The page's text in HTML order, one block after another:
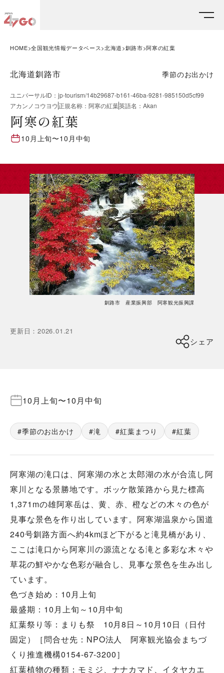
HOME 全国観光情報データベース 北海道 釧路市 阿寒の紅葉
北海道釧路市 季節のお出かけ
ユニバーサルID ： jp-tourism/14b29687-b161-46ba-9281-985150d5cf99
アカンノコウヨウ正規名称 ： 阿寒の紅葉英語名 ： Akan
阿寒の紅葉
10月上旬〜10月中旬
釧路市 産業振興部 阿寒観光振興課
更新日 ：2026.01.21
シェア
10月上旬〜10月中旬
季節のお出かけ 滝 紅葉まつり 紅葉
阿寒湖の滝口は、阿寒湖の水と太郎湖の水が合流し阿
寒川となる景勝地です。ボッケ散策路から見た標高
1,371mの雄阿寒岳は、黄、赤、橙などの木々の色が
見事な景色を作り出しています。阿寒湖温泉から国道
240号釧路方面へ約4kmほど下がると滝見橋があり、
ここは滝口から阿寒川の源流となる滝と多彩な木々や
草花の鮮やかな色彩が融合し、見事な景色を生み出し
ています。
色づき始め：10月上旬
最盛期：10月上旬～10月中旬
紅葉祭り等：まりも祭 10月8日～10月10日（日付
固定）［問合せ先：NPO法人 阿寒観光協会まちづ
くり推進機構0154-67-3200］
紅葉植物の種類：モミジ、ナナカマド、イタヤカエ